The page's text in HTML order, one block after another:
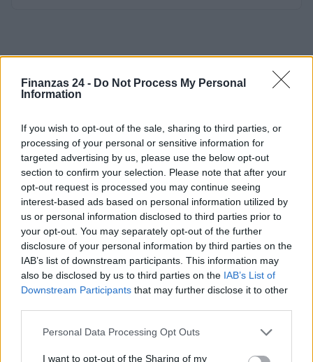
Finanzas 24 - Do Not Process My Personal
Information
If you wish to opt-out of the sale, sharing to third parties, or
processing of your personal or sensitive information for
targeted advertising by us, please use the below opt-out
section to confirm your selection. Please note that after your
opt-out request is processed you may continue seeing
interest-based ads based on personal information utilized by
us or personal information disclosed to third parties prior to
your opt-out. You may separately opt-out of the further
disclosure of your personal information by third parties on the
IAB’s list of downstream participants. This information may
also be disclosed by us to third parties on the IAB’s List of
Downstream Participants that may further disclose it to other
Please note that this website/app uses one or more Google
not limited to your visit or usage behaviour. You may click to
Personal Data Processing Opt Outs
I want to opt-out of the Sharing of my
Sigue leyendo